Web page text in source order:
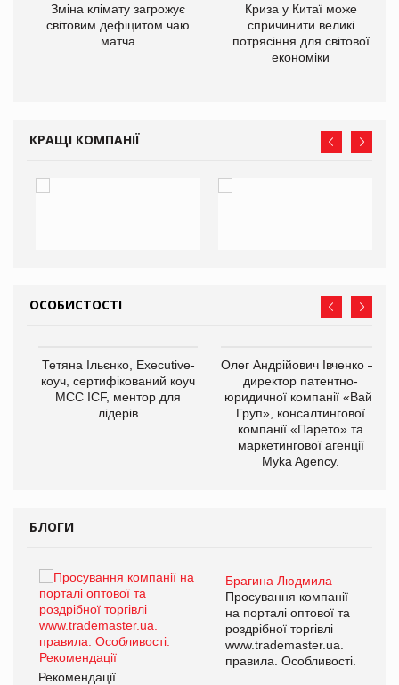
Зміна клімату загрожує
світовим дефіцитом чаю
матча
Криза у Китаї може
спричинити великі
потрясіння для світової
економіки
КРАЩІ КОМПАНІЇ
ОСОБИСТОСТІ
Тетяна Ільєнко, Executive-
коуч, сертифікований коуч
МСС ICF, ментор для
лідерів
Олег Андрійович Івченко —
директор патентно-
юридичної компанії «Вайз
Груп», консалтингової
компанії «Парето» та
маркетингової агенції
Myka Agency.
БЛОГИ
Брагина Людмила
Просування компанії
на порталі оптової та
роздрібної торгівлі
www.trademaster.ua.
правила. Особливості.
Рекомендації